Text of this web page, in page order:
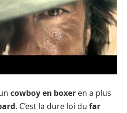
cowboy en boxer en a plus
. C’est la dure loi du far